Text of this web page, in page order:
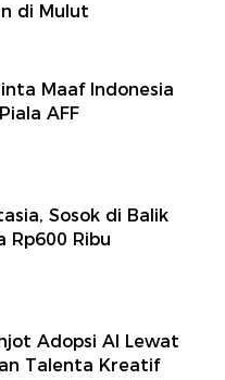
di Mulut
Maaf Indonesia
AFF
Sosok di Balik
Rp600 Ribu
Adopsi AI Lewat
Talenta Kreatif